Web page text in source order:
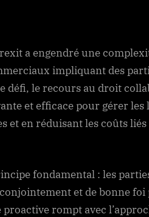
a engendré une
impliquant des
défi, le recours au droit
et efficace pour gérer
et en réduisant les coûts liés
fondamental : les
et de bonne
rompt avec